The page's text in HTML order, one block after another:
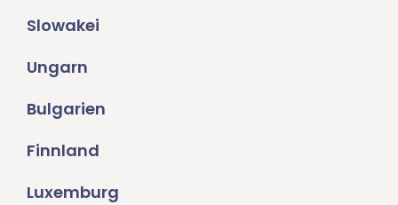
Slowakei
Ungarn
Bulgarien
Finnland
Luxemburg